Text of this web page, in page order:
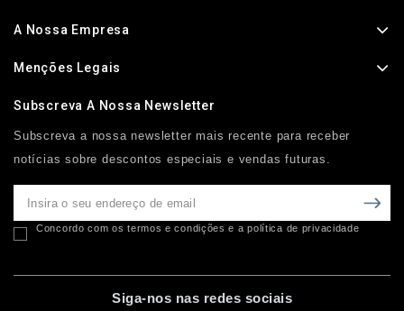
A Nossa Empresa
Menções Legais
Subscreva A Nossa Newsletter
Subscreva a nossa newsletter mais recente para receber
notícias sobre descontos especiais e vendas futuras.
Concordo com os termos e condições e a política de privacidade
Siga-nos nas redes sociais